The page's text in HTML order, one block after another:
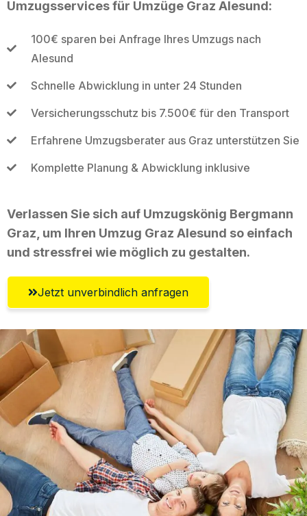
Umzugsservices für Umzüge Graz Alesund:
100€ sparen bei Anfrage Ihres Umzugs nach
Alesund
Schnelle Abwicklung in unter 24 Stunden
Versicherungsschutz bis 7.500€ für den Transport
Erfahrene Umzugsberater aus Graz unterstützen Sie
Komplette Planung & Abwicklung inklusive
Verlassen Sie sich auf Umzugskönig Bergmann
Graz, um Ihren Umzug Graz Alesund so einfach
und stressfrei wie möglich zu gestalten.
Jetzt unverbindlich anfragen